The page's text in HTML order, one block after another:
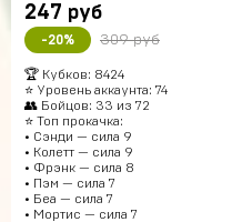
247 руб
-20% 309 руб
🏆 Кубков: 8424
⭐ Уровень аккаунта: 74
👥 Бойцов: 33 из 72
⭐ Топ прокачка:
• Сэнди — сила 9
• Колетт — сила 9
• Фрэнк — сила 8
• Пэм — сила 7
• Беа — сила 7
• Мортис — сила 7